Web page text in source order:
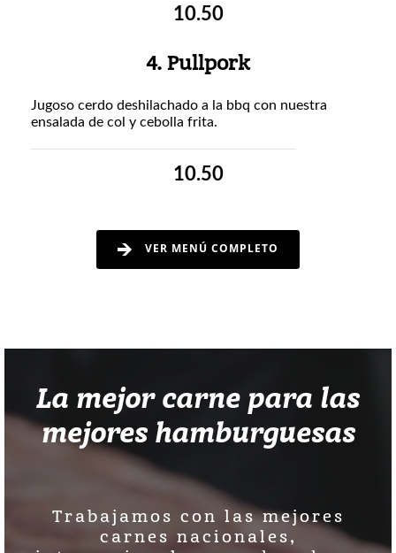
10.50
4. Pullpork
Jugoso cerdo deshilachado a la bbq con nuestra
ensalada de col y cebolla frita.
10.50
VER MENÚ COMPLETO
La mejor carne para las
mejores hamburguesas
Trabajamos con las mejores
carnes nacionales,